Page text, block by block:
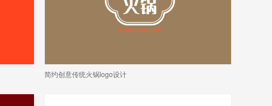
简约创意传统火锅logo设计